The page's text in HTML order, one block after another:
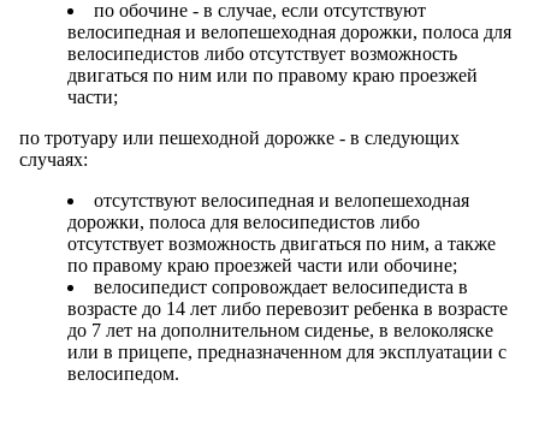
по обочине - в случае, если отсутствуют
велосипедная и велопешеходная дорожки, полоса для
велосипедистов либо отсутствует возможность
двигаться по ним или по правому краю проезжей
части;
по тротуару или пешеходной дорожке - в следующих
случаях:
отсутствуют велосипедная и велопешеходная
дорожки, полоса для велосипедистов либо
отсутствует возможность двигаться по ним, а также
по правому краю проезжей части или обочине;
велосипедист сопровождает велосипедиста в
возрасте до 14 лет либо перевозит ребенка в возрасте
до 7 лет на дополнительном сиденье, в велоколяске
или в прицепе, предназначенном для эксплуатации с
велосипедом.